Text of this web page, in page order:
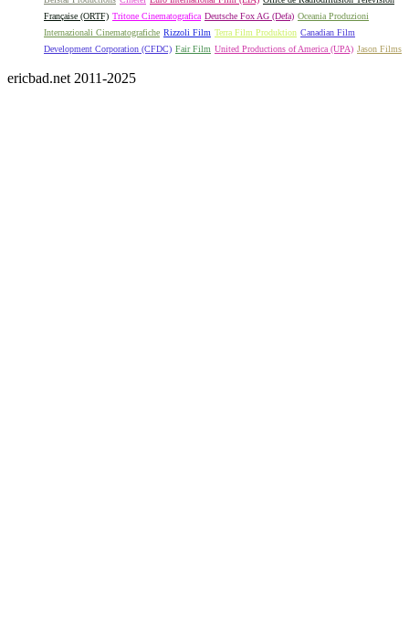
Française (ORTF) Tritone Cinematografica Deutsche Fox AG (Defa) Oceania Produzioni
Internazionali Cinematografiche Rizzoli Film Terra Film Produktion Canadian Film
Development Corporation (CFDC) Fair Film United Productions of America (UPA) Jason Films
ericbad.net 2011-2025